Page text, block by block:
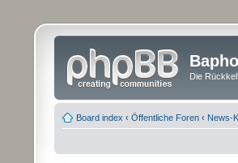
Die
Board index ‹ Öffentliche Foren ‹ News-